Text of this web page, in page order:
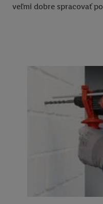
veľmi dobre spracovať